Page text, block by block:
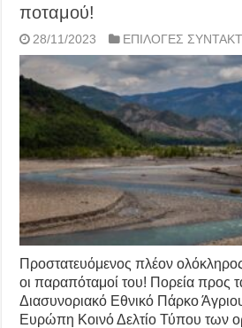
ποταμού!
28/11/2023 ΕΠΙΛΟΓΕΣ
Προστατευόμενος πλέον
οι παραπόταμοί του! Πορεία προς
Διασυνοριακό Εθνικό Πάρκο
Ευρώπη Κοινό Δελτίο Τύπου των